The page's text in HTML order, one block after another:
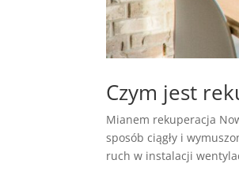
Czym jest
Mianem rekuperacja
sposób ciągły i
ruch w instalacji